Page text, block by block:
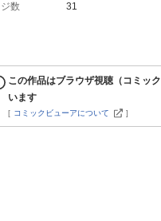
数 31
この作品はブラウザ視聴（コミッ
います
[ コミックビューアについて ]